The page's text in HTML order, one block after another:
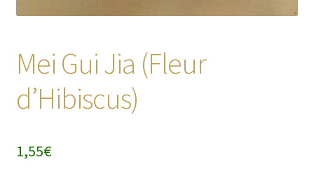
Mei Gui Jia (Fleur
d’Hibiscus)
1,55€